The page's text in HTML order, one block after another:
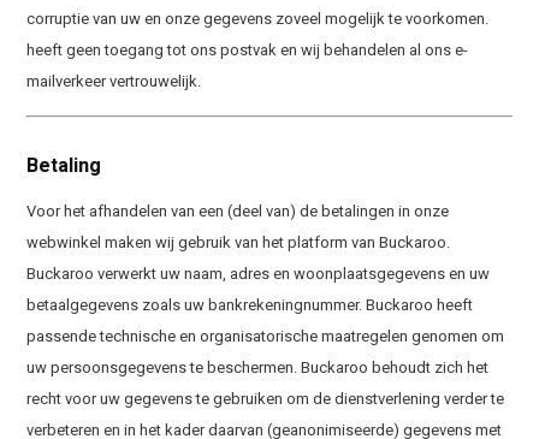
corruptie van uw en onze gegevens zoveel mogelijk te voorkomen.
heeft geen toegang tot ons postvak en wij behandelen al ons e-
mailverkeer vertrouwelijk.
Betaling
Voor het afhandelen van een (deel van) de betalingen in onze
webwinkel maken wij gebruik van het platform van Buckaroo.
Buckaroo verwerkt uw naam, adres en woonplaatsgegevens en uw
betaalgegevens zoals uw bankrekeningnummer. Buckaroo heeft
passende technische en organisatorische maatregelen genomen om
uw persoonsgegevens te beschermen. Buckaroo behoudt zich het
recht voor uw gegevens te gebruiken om de dienstverlening verder te
verbeteren en in het kader daarvan (geanonimiseerde) gegevens met